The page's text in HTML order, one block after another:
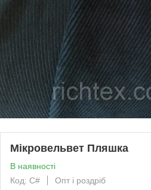
Мікровельвет Пляшка
В наявності
Код: C#
Опт і роздріб